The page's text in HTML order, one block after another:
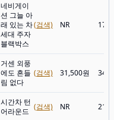
네비게이
션 그늘 아
래 있는 차
세대 주자
블랙박스
(검색) NR
거센 외풍
에도 흔들
림 없다
(검색) 31,500원
시간차 턴
어라운드 (검색) NR